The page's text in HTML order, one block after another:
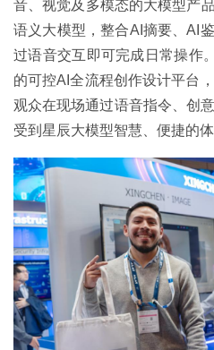
音、视觉及多模态的大模型产
语义大模型，整合AI摘要、AI
过语音交互即可完成日常操作
的可控AI全流程创作设计平台
观众在现场通过语音指令、创
受到星辰大模型智慧、便捷的体